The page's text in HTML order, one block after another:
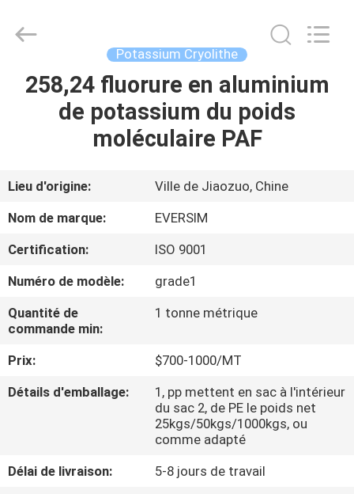
PRODUITS
VIDÉOS
À
PROPOS
NOUS
L'USINE
Imp.&Exp.Co.,Ltd.
Potassium Cryolithe
258,24 fluorure en aluminium
de potassium du poids
moléculaire PAF
Lieu d'origine:
Ville de Jiaozuo, Chine
Nom de marque:
EVERSIM
Certification:
ISO 9001
Numéro de modèle:
grade1
Quantité de
commande min:
1 tonne métrique
Prix:
$700-1000/MT
Détails d'emballage:
1, pp mettent en sac à l'intérieur
du sac 2, de PE le poids net
25kgs/50kgs/1000kgs, ou
comme adapté
Délai de livraison:
5-8 jours de travail